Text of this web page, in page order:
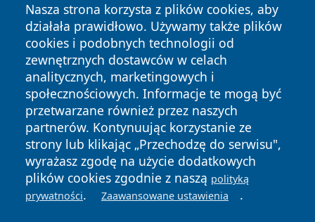
Nasza strona korzysta z plików cookies, aby
działała prawidłowo. Używamy także plików
cookies i podobnych technologii od
zewnętrznych dostawców w celach
analitycznych, marketingowych i
społecznościowych. Informacje te mogą być
przetwarzane również przez naszych
partnerów. Kontynuując korzystanie ze
strony lub klikając „Przechodzę do serwisu",
wyrażasz zgodę na użycie dodatkowych
plików cookies zgodnie z naszą polityką
prywatności. Zaawansowane ustawienia .
Copyright © 2026 portalzory.pl Wszystkie prawa zastrzeżone.
News Autorzy
Polityka
Prywatności
Polityka
Cookies